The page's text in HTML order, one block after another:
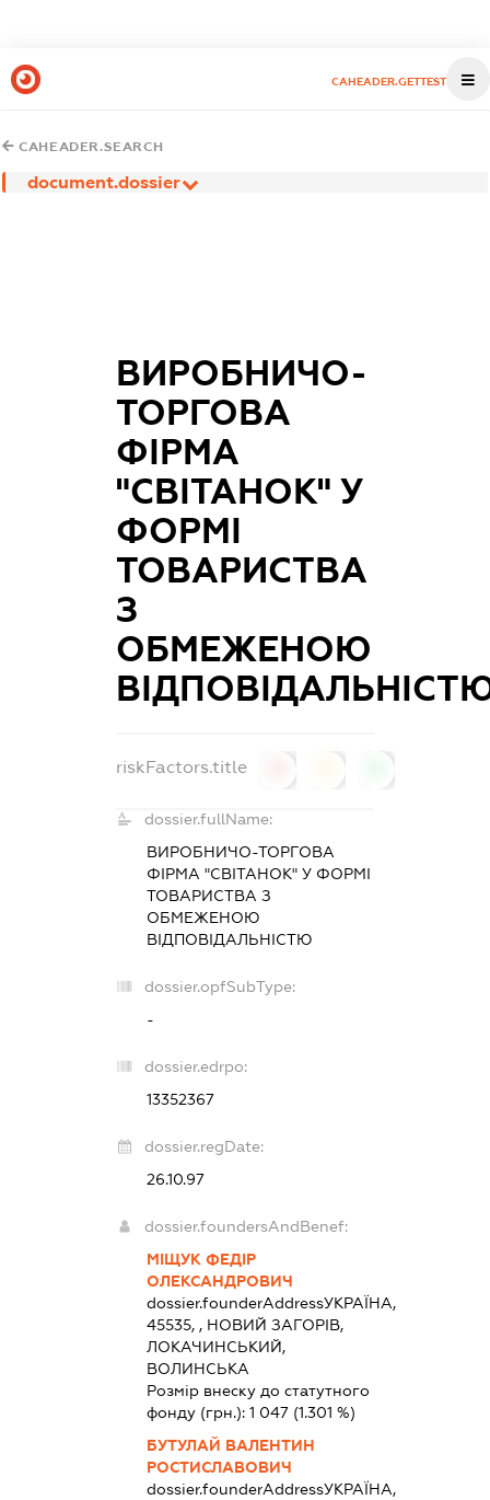
CAHEADER.GETTEST
CAHEADER.SEARCH
document.dossier
ВИРОБНИЧО-
ТОРГОВА
ФІРМА
"СВІТАНОК" У
ФОРМІ
ТОВАРИСТВА
З
ОБМЕЖЕНОЮ
riskFactors.title
dossier.fullName:
ВИРОБНИЧО-ТОРГОВА
ФІРМА "СВІТАНОК" У ФОРМІ
ТОВАРИСТВА З
ОБМЕЖЕНОЮ
ВІДПОВІДАЛЬНІСТЮ
dossier.opfSubType:
-
dossier.edrpo:
13352367
dossier.regDate:
26.10.97
dossier.foundersAndBenef:
МІЩУК ФЕДІР
ОЛЕКСАНДРОВИЧ
dossier.founderAddressУКРАЇНА,
45535, , НОВИЙ ЗАГОРІВ,
ЛОКАЧИНСЬКИЙ,
ВОЛИНСЬКА
Розмір внеску до статутного
фонду (грн.):1 047 (1.301 %)
БУТУЛАЙ ВАЛЕНТИН
РОСТИСЛАВОВИЧ
dossier.founderAddressУКРАЇНА,